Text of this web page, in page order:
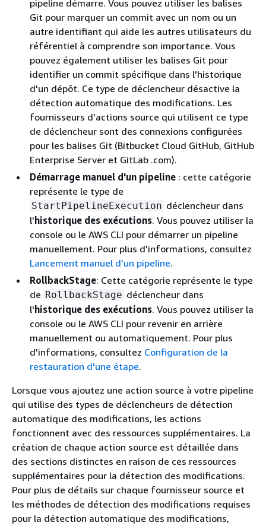
pipeline démarre. Vous pouvez utiliser les balises
Git pour marquer un commit avec un nom ou un
autre identifiant qui aide les autres utilisateurs du
référentiel à comprendre son importance. Vous
pouvez également utiliser les balises Git pour
identifier un commit spécifique dans l'historique
d'un dépôt. Ce type de déclencheur désactive la
détection automatique des modifications. Les
fournisseurs d'actions source qui utilisent ce type
de déclencheur sont des connexions configurées
pour les balises Git (Bitbucket Cloud GitHub, GitHub
Enterprise Server et GitLab .com).
Démarrage manuel d'un pipeline : cette catégorie
représente le type de
StartPipelineExecution déclencheur dans
l' historique des exécutions. Vous pouvez utiliser la
console ou le AWS CLI pour démarrer un pipeline
manuellement. Pour plus d'informations, consultez
Lancement manuel d'un pipeline.
RollbackStage: Cette catégorie représente le type
de RollbackStage déclencheur dans
l' historique des exécutions. Vous pouvez utiliser la
console ou le AWS CLI pour revenir en arrière
manuellement ou automatiquement. Pour plus
d'informations, consultez Configuration de la
restauration d'une étape.
Lorsque vous ajoutez une action source à votre pipeline
qui utilise des types de déclencheurs de détection
automatique des modifications, les actions
fonctionnent avec des ressources supplémentaires. La
création de chaque action source est détaillée dans
des sections distinctes en raison de ces ressources
supplémentaires pour la détection des modifications.
Pour plus de détails sur chaque fournisseur source et
les méthodes de détection des modifications requises
pour la détection automatique des modifications,